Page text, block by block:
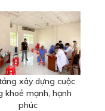
xây dựng cuộc
khoẻ mạnh, hạnh
phúc